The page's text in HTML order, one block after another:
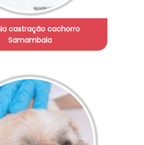
castração cachorro
Samambaia